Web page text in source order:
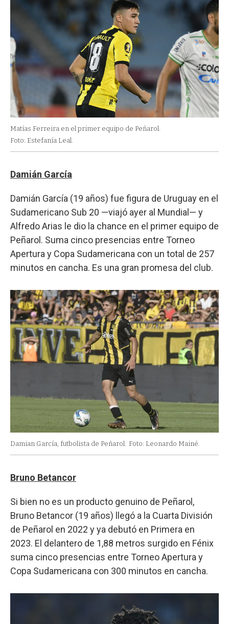
Matías Ferreira en el primer equipo de Peñarol.
Foto: Estefanía Leal.
Damián García
Damián García (19 años) fue figura de Uruguay en el
Sudamericano Sub 20 —viajó ayer al Mundial— y
Alfredo Arias le dio la chance en el primer equipo de
Peñarol. Suma cinco presencias entre Torneo
Apertura y Copa Sudamericana con un total de 257
minutos en cancha. Es una gran promesa del club.
Damian García, futbolista de Peñarol. Foto: Leonardo Mainé.
Bruno Betancor
Si bien no es un producto genuino de Peñarol,
Bruno Betancor (19 años) llegó a la Cuarta División
de Peñarol en 2022 y ya debutó en Primera en
2023. El delantero de 1,88 metros surgido en Fénix
suma cinco presencias entre Torneo Apertura y
Copa Sudamericana con 300 minutos en cancha.